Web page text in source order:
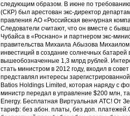
следующим образом. В июне по требованию
(СКР) был арестован экс-директор
правления АО «Российская венчурная
Следователи считают, что он вместе с
Чубайса в «Роснано» и партнером экс-
правительства Михаила Абызова
инвестиций в создание солнечных
вышеобозначенные 1,3 млрд рублей.
стать министром в 2012 году, входил в
представлял интересы
Batios Holdings Limited, которая наряду с
министр передал в управление $200 млн,
Energy. Бесплатная Виртуальная АТС! От
тариф: без абон. платы, без доп.